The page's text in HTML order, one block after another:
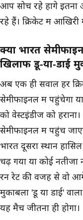
आप सोच रहे होंगे इतना
रहे हैं। क्रिकेट में आखिरी
क्या भारत
खिलाफ डू-या-डाई
अब एक ही सवाल हर
सेमीफाइनल में पहुंचेगा या
को वेस्टइंडीज को
सेमीफाइनल में पहुंच
भारत दूसरा स्थान
चढ़ गया या कोई नतीजा
रन रेट की वजह से वो
मुकाबला 'डू या डाई'
यह मैच जीतना ही होगा।